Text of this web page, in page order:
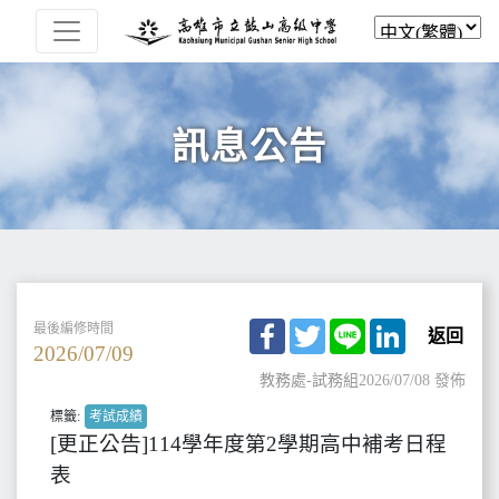
訊息公告
最後編修時間
2026/07/09
Facebook
TwitterLine LinkedIn
返回
教務處-試務組2026/07/08 發佈
標籤: 考試成績
[更正公告]114學年度第2學期高中補考日程
表